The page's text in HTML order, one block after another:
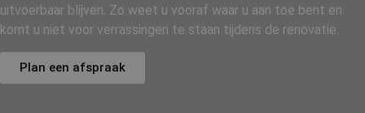
uitvoerbaar blijven. Zo weet u vooraf waar u aan toe bent en
komt u niet voor verrassingen te staan tijdens de renovatie.
Plan een afspraak